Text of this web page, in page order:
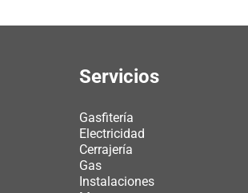
Servicios
Gasfitería
Electricidad
Cerrajería
Gas
Instalaciones